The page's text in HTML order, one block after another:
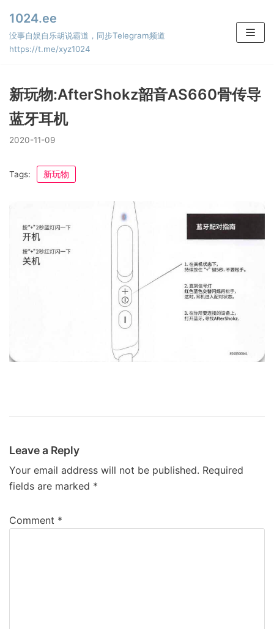
Skip
to
content
1024.ee
没事自娱自乐胡说霸道，同步Telegram频道
https://t.me/xyz1024
新玩物:AfterShokz韶音AS660骨传导
蓝牙耳机
2020-11-09
Tags: 新玩物
Leave a Reply
Your email address will not be published. Required
fields are marked *
Comment *